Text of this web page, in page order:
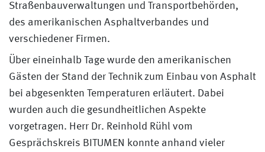
Straßenbauverwaltungen und Transportbehörden,
des amerikanischen Asphaltverbandes und
verschiedener Firmen.
Über eineinhalb Tage wurde den amerikanischen
Gästen der Stand der Technik zum Einbau von Asphalt
bei abgesenkten Temperaturen erläutert. Dabei
wurden auch die gesundheitlichen Aspekte
vorgetragen. Herr Dr. Reinhold Rühl vom
Gesprächskreis BITUMEN konnte anhand vieler